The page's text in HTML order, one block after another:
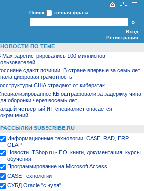
Поиск точная фраза
Вход
Регистрация
НОВОСТИ ПО ТЕМЕ
Max зарегистрировались 100 миллионов
сдают позиции. В стране впервые за семь лет
цифровая грамотность
США страдают от кибератак
КБ оштрафовали за задержку чипа
оборонки через восемь лет
четвертый ИT-специалист опасается
РАССЫЛКИ SUBSCRIBE.RU
Информационные технологии: CASE, RAD, ERP,
OLAP
Новости ITShop.ru - ПО, книги, документация, курсы
обучения
Программирование на Microsoft Access
CASE-технологии
СУБД Oracle "с нуля"